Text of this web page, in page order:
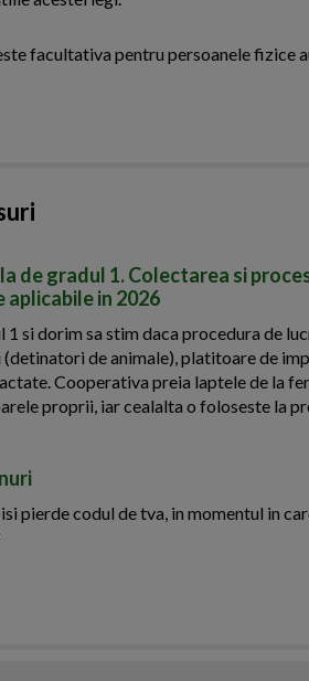
facultativa pentru persoanele fizice
de gradul 1. Colectarea si
in 2026
si dorim sa stim daca procedura de
de animale), platitoare de
Cooperativa preia laptele de la
proprii, iar cealalta o foloseste la
pierde codul de tva, in momentul in